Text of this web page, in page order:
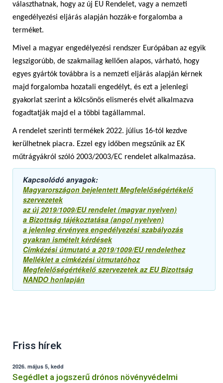
választhatnak, hogy az új EU Rendelet, vagy a nemzeti
engedélyezési eljárás alapján hozzák-e forgalomba a
terméket.
Mivel a magyar engedélyezési rendszer Európában az egyik
legszigorúbb, de szakmailag kellően alapos, várható, hogy
egyes gyártók továbbra is a nemzeti eljárás alapján kérnek
majd forgalomba hozatali engedélyt, és ezt a jelenlegi
gyakorlat szerint a kölcsönös elismerés elvét alkalmazva
fogadtatják majd el a többi tagállammal.
A rendelet szerinti termékek 2022. július 16-tól kezdve
kerülhetnek piacra. Ezzel egy időben megszűnik az EK
műtrágyákról szóló 2003/2003/EC rendelet alkalmazása.
Kapcsolódó anyagok:
Magyarországon bejelentett Megfelelőségértékelő
szervezetek
az új 2019/1009/EU rendelet (magyar nyelven)
a Bizottság tájékoztatása (angol nyelven)
a jelenleg érvényes engedélyezési szabályozás
gyakran ismételt kérdések
Címkézési útmutató a 2019/1009/EU rendelethez
Melléklet a címkézési útmutatóhoz
Megfelelőségértékelő szervezetek az EU Bizottság
NANDO honlapján
Friss hírek
2026. május 5, kedd
Segédlet a jogszerű drónos növényvédelmi